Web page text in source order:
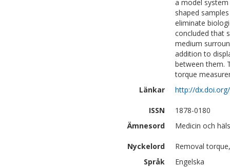
a model
shaped
eliminate
concluded that
medium
addition to
between them.
torque
Länkar
http://
ISSN
1878-0180
Ämnesord
Medicin och
Nyckelord
Removal
Språk
Engelska